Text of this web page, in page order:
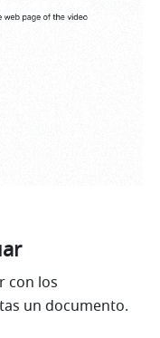
con los
un documento.